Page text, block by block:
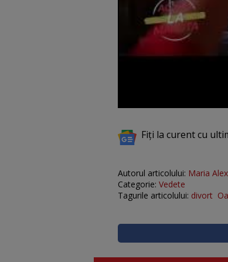
Fiți la curent cu
Autorul articolului: Maria
Categorie: Vedete
Tagurile articolului: divort